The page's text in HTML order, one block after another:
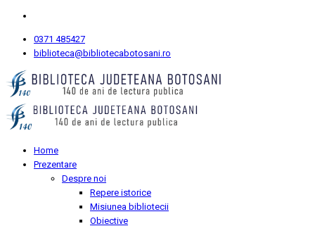
0371 485427
biblioteca@bibliotecabotosani.ro
Home
Prezentare
Despre noi
Repere istorice
Misiunea bibliotecii
Obiective